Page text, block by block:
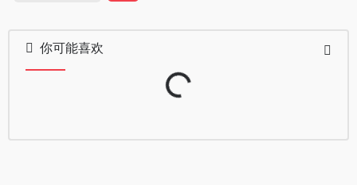
你可能喜欢
Loading...